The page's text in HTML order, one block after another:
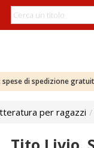
di spedizione
per ragazzi